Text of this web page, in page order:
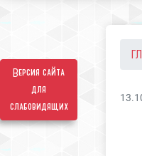
Версия сайта
для
слабовидящих